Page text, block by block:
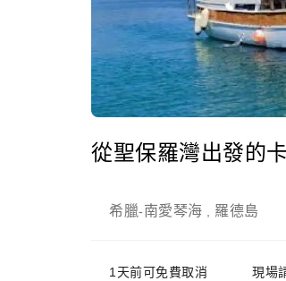
從聖保羅灣出發的
希臘-南愛琴海 羅德島
1天前可免費取消 現場